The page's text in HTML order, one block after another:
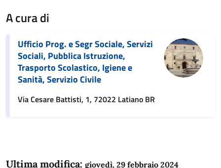
A cura di
Ufficio Prog. e Segr Sociale, Servizi
Sociali, Pubblica Istruzione,
Trasporto Scolastico, Igiene e
Sanità, Servizio Civile
Via Cesare Battisti, 1, 72022 Latiano BR
Ultima modifica: giovedì, 29 febbraio 2024